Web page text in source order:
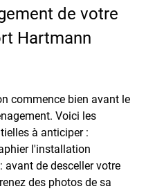
de votre
Hartmann
commence bien avant le
Voici les
à anticiper :
l'installation
: avant de desceller votre
des photos de sa